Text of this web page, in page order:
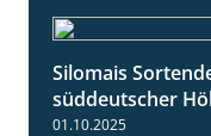
Silomais
süddeutscher
01.10.2025